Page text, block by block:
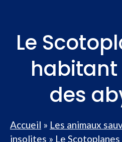
Le
des
Accueil » Les animaux
insolites » Le